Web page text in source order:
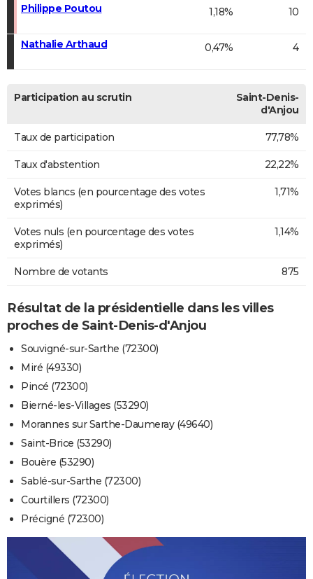
Philippe Poutou 1,18% 10
Nathalie Arthaud 0,47% 4
Participation au scrutin
Saint-Denis-
d'Anjou
Taux de participation 77,78%
Taux d'abstention 22,22%
Votes blancs (en pourcentage des votes
exprimés)
1,71%
Votes nuls (en pourcentage des votes
exprimés)
1,14%
Nombre de votants 875
Résultat de la présidentielle dans les villes
proches de Saint-Denis-d'Anjou
Souvigné-sur-Sarthe (72300)
Miré (49330)
Pincé (72300)
Bierné-les-Villages (53290)
Morannes sur Sarthe-Daumeray (49640)
Saint-Brice (53290)
Bouère (53290)
Sablé-sur-Sarthe (72300)
Courtillers (72300)
Précigné (72300)